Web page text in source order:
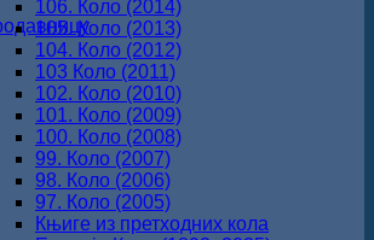
106. Коло (2014)
105. Коло (2013)
104. Коло (2012)
103 Коло (2011)
102. Коло (2010)
101. Коло (2009)
100. Коло (2008)
99. Коло (2007)
98. Коло (2006)
97. Коло (2005)
Књиге из претходних кола